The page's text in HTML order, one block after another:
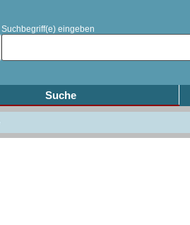
Suchbegriff(e) eingeben
Suche